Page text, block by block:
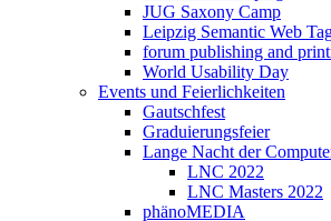
JUG Saxony Camp
Leipzig Semantic Web
forum publishing and
World Usability Day
Events und Feierlichkeiten
Gautschfest
Graduierungsfeier
Lange Nacht der
LNC 2022
LNC Masters 2022
phänoMEDIA